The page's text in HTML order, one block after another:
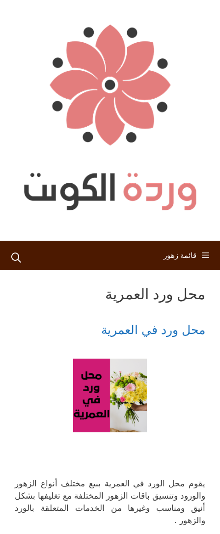
قائمة زهور
محل ورد العمرية
محل ورد في العمرية
يقوم محل الورد في العمرية ببيع مختلف أنواع الزهور
والورود وتنسيق باقات الزهور المختلفة مع تغليفها بشكل
أنيق ومناسب وغيرها من الخدمات المتعلقة بالورد
والزهور .